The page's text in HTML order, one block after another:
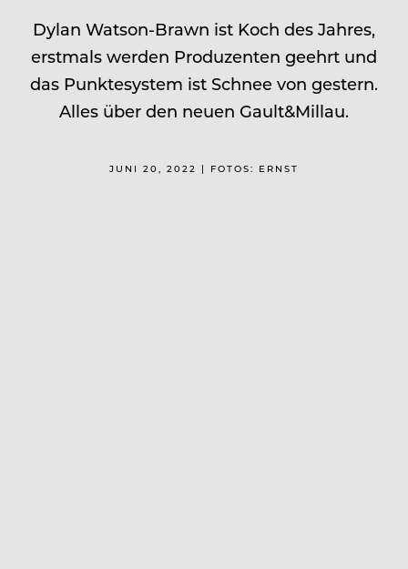
Dylan Watson-Brawn ist Koch des Jahres,
erstmals werden Produzenten geehrt und
das Punktesystem ist Schnee von gestern.
Alles über den neuen Gault&Millau.
JUNI 20, 2022 | FOTOS: ERNST